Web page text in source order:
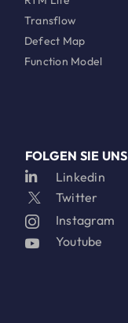
Transflow
Defect Map
Function Model
FOLGEN SIE UNS
Linkedin
Twitter
Instagram
Youtube